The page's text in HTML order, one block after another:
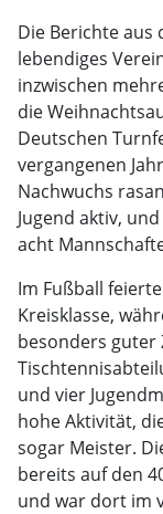
Die Berichte aus
lebendiges
inzwischen
die
Deutschen
vergangenen
Nachwuchs
Jugend aktiv,
acht
Im Fußball
Kreisklasse,
besonders guter
und vier
hohe Aktivität,
sogar Meister.
bereits auf den
und war dort im